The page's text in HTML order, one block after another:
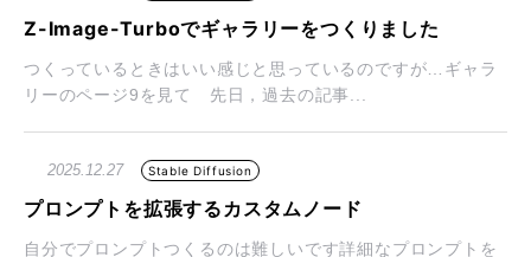
Z-Image-Turboでギャラリーをつくりました
つくっているときはいい感じと思っているのですが…ギャラ
リーのページ9を見て 先日，過去の記事...
2025.12.27 Stable Diffusion
プロンプトを拡張するカスタムノード
自分でプロンプトつくるのは難しいです詳細なプロンプトを